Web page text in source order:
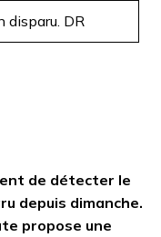
disparu. DR
de détecter le
depuis dimanche.
propose une